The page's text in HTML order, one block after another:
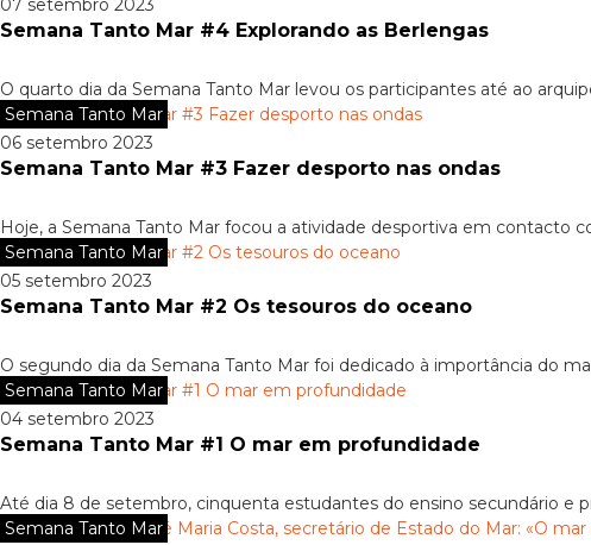
07 setembro 2023
Semana Tanto Mar #4 Explorando as Berlengas
O quarto dia da Semana Tanto Mar levou os participantes até ao
Semana Tanto Mar
06 setembro 2023
Semana Tanto Mar #3 Fazer desporto nas ondas
Hoje, a Semana Tanto Mar focou a atividade desportiva em contacto
Semana Tanto Mar
05 setembro 2023
Semana Tanto Mar #2 Os tesouros do oceano
O segundo dia da Semana Tanto Mar foi dedicado à importância do
Semana Tanto Mar
04 setembro 2023
Semana Tanto Mar #1 O mar em profundidade
Até dia 8 de setembro, cinquenta estudantes do ensino secundário e
Semana Tanto Mar